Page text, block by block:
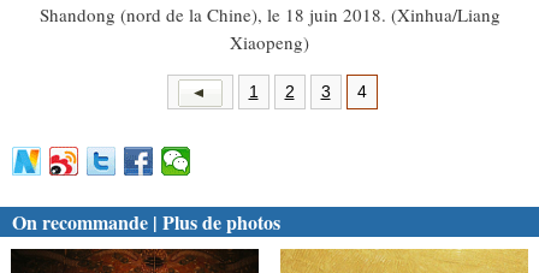
Shandong (nord de la Chine), le 18 juin 2018. (Xinhua/Liang
Xiaopeng)
1 2 3 4
On recommande | Plus de photos